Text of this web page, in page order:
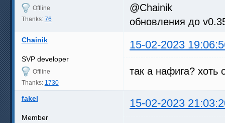
Offline
Thanks: 76
@Chainik
обновления до
Chainik 15-02-2023
SVP developer
Offline
Thanks: 1730
так а нафига? хоть
fakel 15-02-2023
Member